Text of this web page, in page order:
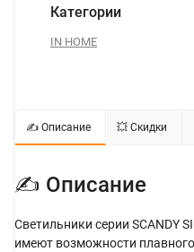
Категории
IN HOME
✍ Описание 💥 Скидки
✍ Описание
Светильники серии SCANDY
имеют возможности